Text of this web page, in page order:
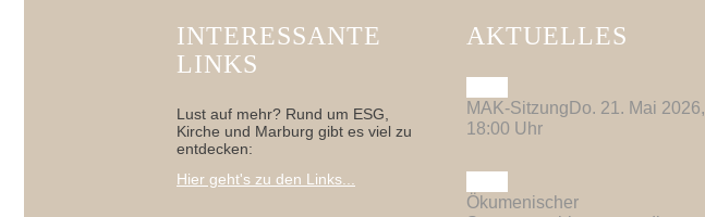
INTERESSANTE
LINKS
Lust auf mehr? Rund um ESG,
Kirche und Marburg gibt es viel zu
entdecken:
Hier geht's zu den Links...
AKTUELLES
MAK-Sitzung Do. 21. Mai 2026,
18:00 Uhr
Ökumenischer